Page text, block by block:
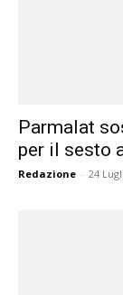
Parmalat
per il sesto
Redazione - 24